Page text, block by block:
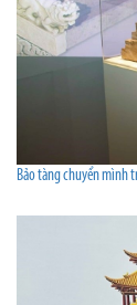
Bảo tàng chuyển mình